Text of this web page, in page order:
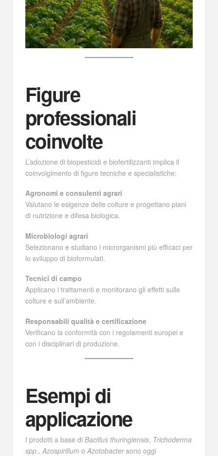
Figure
professionali
coinvolte
L’adozione di biopesticidi e biofertilizzanti implica il
coinvolgimento di figure tecniche e specialistiche:
Agronomi e consulenti agrari
Valutano le esigenze delle colture e progettano piani
di nutrizione e difesa biologica.
Microbiologi agrari
Selezionano e studiano i microrganismi più efficaci per
lo sviluppo di bioformulati.
Tecnici di campo
Applicano i trattamenti e monitorano gli effetti sulle
colture e sull’ambiente.
Responsabili qualità e certificazione
Verificano la conformità con i regolamenti europei e
con i disciplinari di produzione.
Esempi di
applicazione
I prodotti a base di Bacillus thuringiensis, Trichoderma
spp., Azospirillum o Azotobactersono oggi